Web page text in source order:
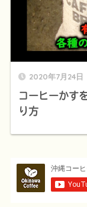
2020年7月24日
コーヒーかす
り方